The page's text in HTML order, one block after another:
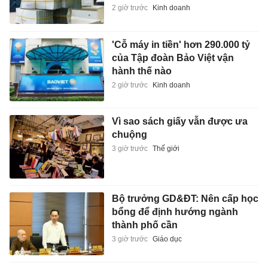
2 giờ trước Kinh doanh
'Cỗ máy in tiền' hơn 290.000 tỷ
của Tập đoàn Bảo Việt vận
hành thế nào
2 giờ trước Kinh doanh
Vì sao sách giấy vẫn được ưa
chuộng
3 giờ trước Thế giới
Bộ trưởng GD&ĐT: Nên cấp học
bổng để định hướng ngành
thành phố cần
3 giờ trước Giáo dục